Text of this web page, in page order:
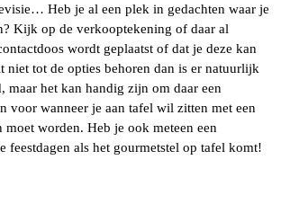
Heb je al een plek in gedachten waar je
Kijk op de verkooptekening of daar al
wordt geplaatst of dat je deze kan
niet tot de opties behoren dan is er natuurlijk
maar het kan handig zijn om daar een
voor wanneer je aan tafel wil zitten met een
moet worden. Heb je ook meteen een
feestdagen als het gourmetstel op tafel komt!